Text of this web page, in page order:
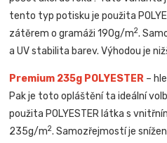
tento typ potisku je použita
zátěrem o gramáži 190g/m2.
a UV stabilita barev. Výhodou je
Premium 235g POLYESTER –
Pak je toto opláštění ta ideální
použita POLYESTER látka s
235g/m2. Samozřejmostí je